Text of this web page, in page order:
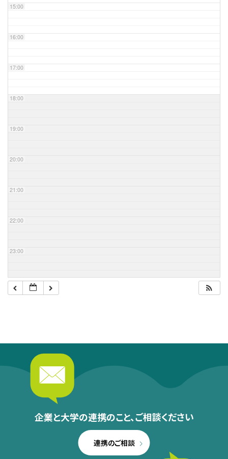
15:00
16:00
17:00
18:00
19:00
20:00
21:00
22:00
23:00
企業と大学の連携のこと、ご相談ください
連携のご相談